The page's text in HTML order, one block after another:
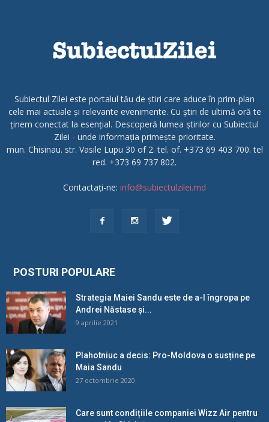
Subiectul Zilei este portalul tău de știri care aduce în prim-plan
cele mai actuale și relevante evenimente. Cu știri de ultimă oră te
ținem conectat la esențial. Descoperă lumea știrilor cu Subiectul
Zilei - unde informația primește prioritate.
mun. Chisinau. str. Vasile Lupu 30 of 2. tel. of. +373 69 403 700. tel
red. +373 69 737 802.
Contactați-ne: info@subiectulzilei.md
POSTURI POPULARE
Strategia Maiei Sandu este de a-l îngropa pe
Andrei Năstase și...
9 aprilie 2021
Plahotniuc a decis: Pro-Moldova o susține pe
Maia Sandu
27 octombrie 2020
Care sunt condițiile companiei Wizz Air pentru